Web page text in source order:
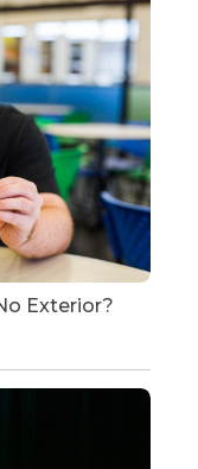
Exterior?